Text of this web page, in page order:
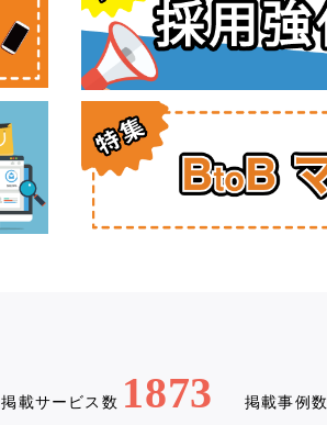
掲載サービス数 1873 掲載事例数